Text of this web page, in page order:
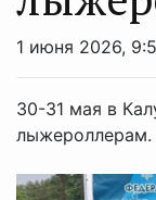
1 июня 2026,
30-31 мая в
лыжероллерам.